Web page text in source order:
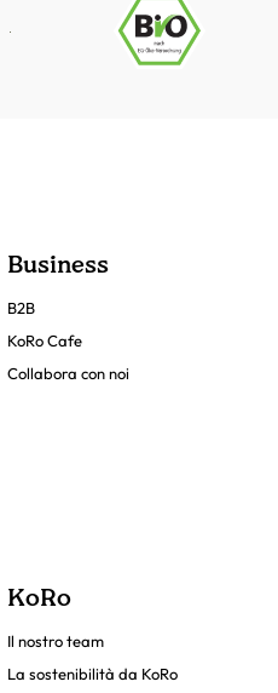
Business
B2B
KoRo Cafe
Collabora con noi
KoRo
Il nostro team
La sostenibilità da KoRo